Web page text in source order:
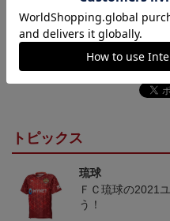
ギフト対応について
トピックス
琉球
ＦＣ琉球の2021
う！